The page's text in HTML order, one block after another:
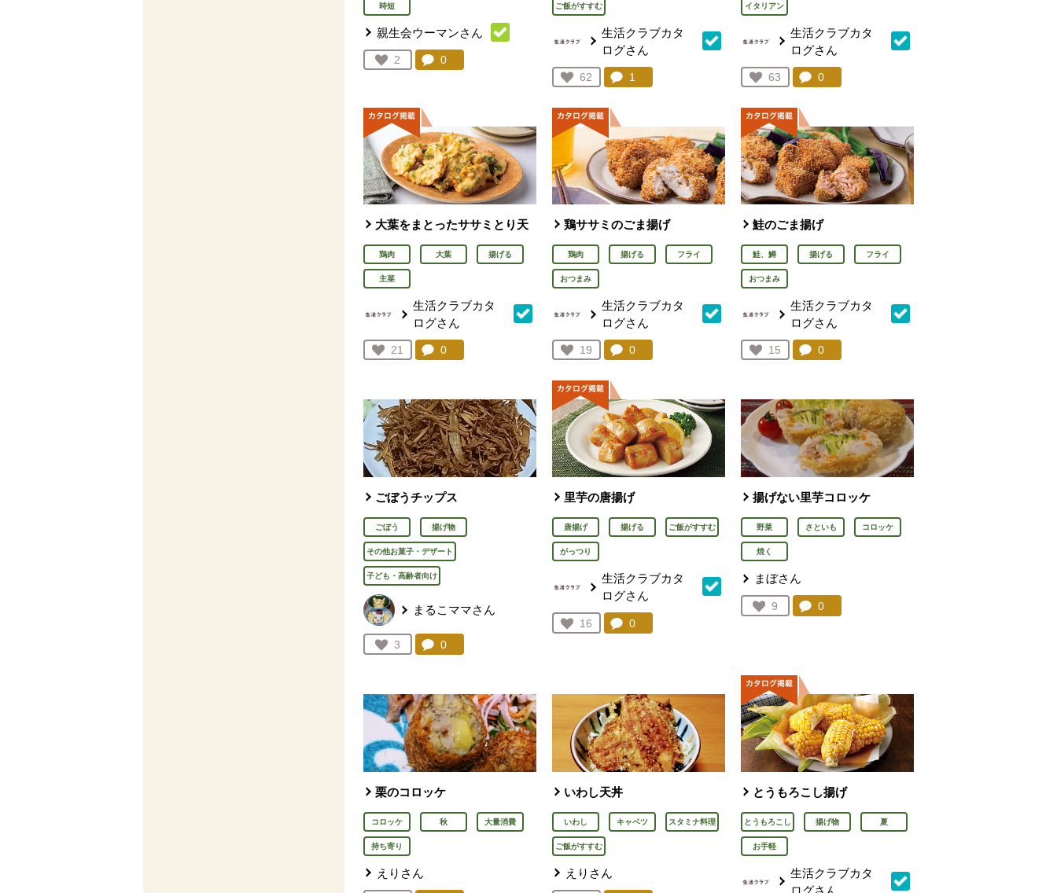
時短
親生会ウーマンさん
お気に入り登録：
2
人が登録
コメント：
0
ご飯がすすむ
生活クラブカタ
ログさん
お気に入り登録：
62
人が登録
コメント：
1
イタリアン
生活クラブカタ
ログさん
お気に入り登録：
63
人が登録
コメント：
0件。コメントを見る。
大葉をまとったササミとり天
鶏肉 大葉 揚げる
主菜
生活クラブカタ
ログさん
お気に入り登録：
21
人が登録
コメント：
0
鶏ササミのごま揚げ
鶏肉 揚げる フライ
おつまみ
生活クラブカタ
ログさん
お気に入り登録：
19
人が登録
コメント：
0件。コメントを見る。
鮭のごま揚げ
鮭、鱒 揚げる フライ
おつまみ
生活クラブカタ
ログさん
お気に入り登録：
15
人が登録
コメント：
0件。コメントを見る。
ごぼうチップス
ごぼう 揚げ物
その他お菓子・デザート
子ども・高齢者向け
まるこママさん
お気に入り登録：
3
人が登録
コメント：
0
里芋の唐揚げ
唐揚げ 揚げる ご飯がすすむ
がっつり
生活クラブカタ
ログさん
お気に入り登録：
16
人が登録
コメント：
0件。コメントを見る。
揚げない里芋コロッケ
野菜 さといも コロッケ
焼く
まぼさん
お気に入り登録：
9
人が登録
コメント：
0件。コメントを見る。
栗のコロッケ
コロッケ 秋 大量消費
持ち寄り
えりさん
いわし天丼
いわし キャベツ スタミナ料理
ご飯がすすむ
えりさん
とうもろこし揚げ
とうもろこし 揚げ物 夏
お手軽
生活クラブカタ
ログさん